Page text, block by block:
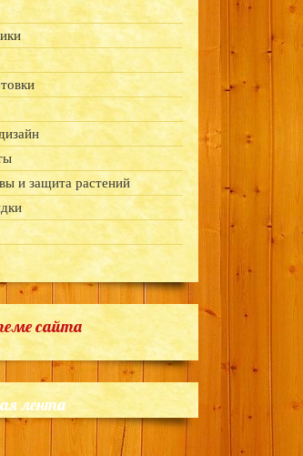
и защита растений
сайта
лента